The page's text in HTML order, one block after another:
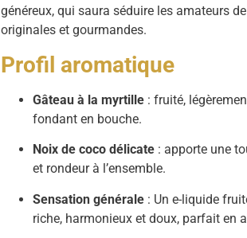
généreux, qui saura séduire les amateurs
originales et gourmandes.
Profil aromatique
Gâteau à la myrtille : fruité,
fondant en bouche.
Noix de coco délicate : apporte une
et rondeur à l’ensemble.
Sensation générale : Un e-liquide
riche, harmonieux et doux, parfait en